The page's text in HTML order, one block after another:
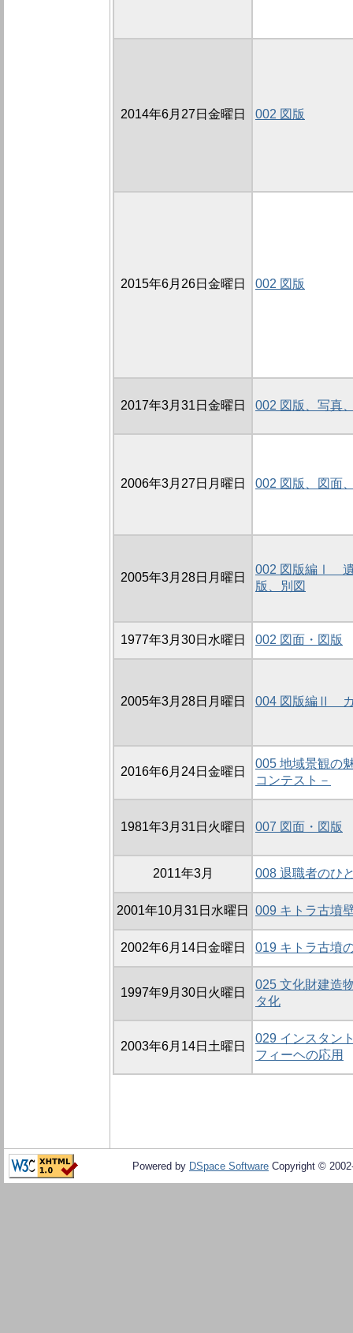
2014年6月27日金曜日 002 図版
2015年6月26日金曜日 002 図版
2017年3月31日金曜日 002 図版、写真
2006年3月27日月曜日 002 図版、図面
2005年3月28日月曜日
002 図版編Ⅰ 遺
版、別図
1977年3月30日水曜日 002 図面・図版
2005年3月28日月曜日 004 図版編Ⅱ カ
2016年6月24日金曜日
005 地域景観の
コンテスト－
1981年3月31日火曜日 007 図面・図版
2011年3月 008 退職者のひ
2001年10月31日水曜日 009 キトラ古墳
2002年6月14日金曜日 019 キトラ古墳
1997年9月30日火曜日
025 文化財建造
タ化
2003年6月14日土曜日
029 インスタン
フィーヘの応用
Powered by DSpace Software Copyright ©